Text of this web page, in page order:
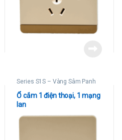
Series S1S – Vàng Sâm Panh
Ổ cắm 1 điện thoại, 1 mạng
lan